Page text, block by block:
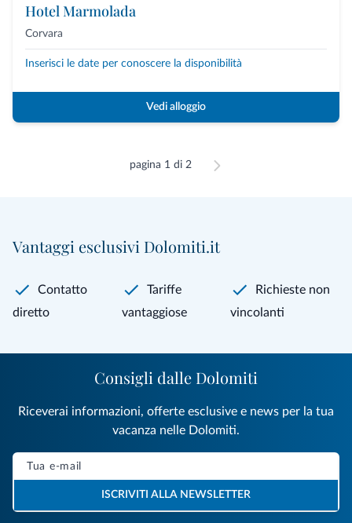
Hotel Marmolada
Corvara
Inserisci le date per conoscere la disponibilità
Vedi alloggio
pagina 1 di 2
Vantaggi esclusivi Dolomiti.it
Contatto
diretto
Tariffe
vantaggiose
Richieste non
vincolanti
Consigli dalle Dolomiti
Riceverai informazioni, offerte esclusive e news per la tua
vacanza nelle Dolomiti.
ISCRIVITI ALLA NEWSLETTER